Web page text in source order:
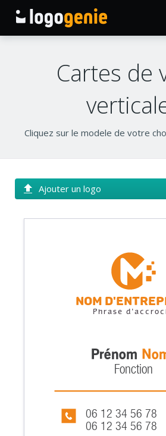
Générateur de logo IA
Idées de logos
À propos
Blog
SE CONNECTER
Cartes de
Cliquez sur le modele de votre
Ajouter un logo
06 12 34 56 78
06 12 34 56 78
Fonction
Prénom
Nom
Phrase